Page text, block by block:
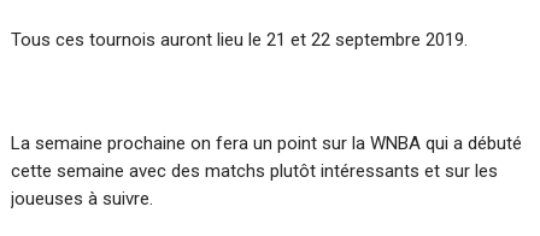
Tous ces tournois auront lieu le 21 et 22 septembre 2019.
La semaine prochaine on fera un point sur la WNBA qui a débuté
cette semaine avec des matchs plutôt intéressants et sur les
joueuses à suivre.